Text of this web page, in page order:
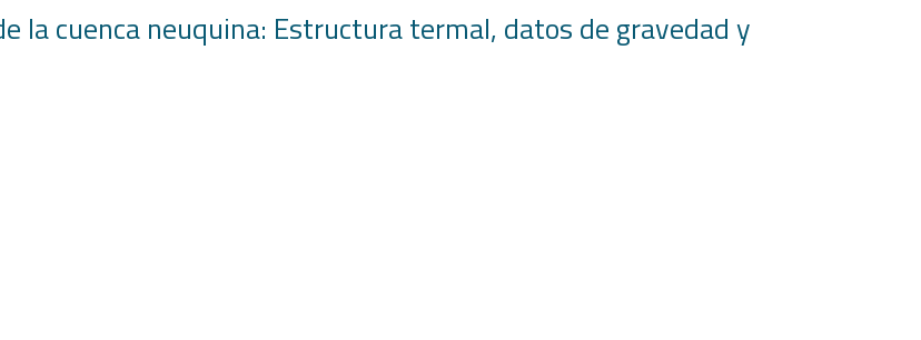
la cuenca neuquina: Estructura termal, datos de gravedad y